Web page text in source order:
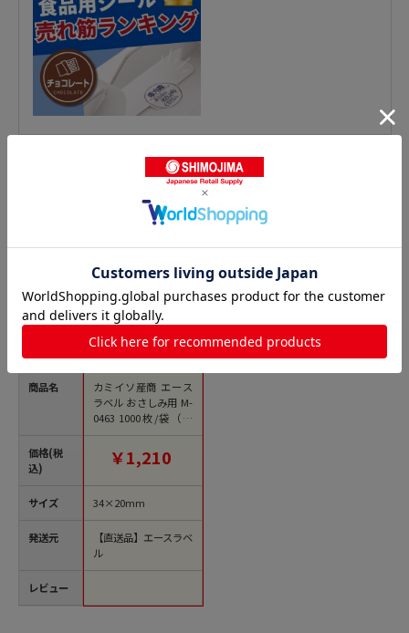
鮮魚シールの人気商品との比較
商品名
価格(税
込)
サイズ
発送元
レビュー
カミイソ産商 エース
ラベル おさしみ用 M-
0463 1000枚/袋（ご
注文単位1袋）【直送
￥1,210
34×20mm
【直送品】エースラベ
ル